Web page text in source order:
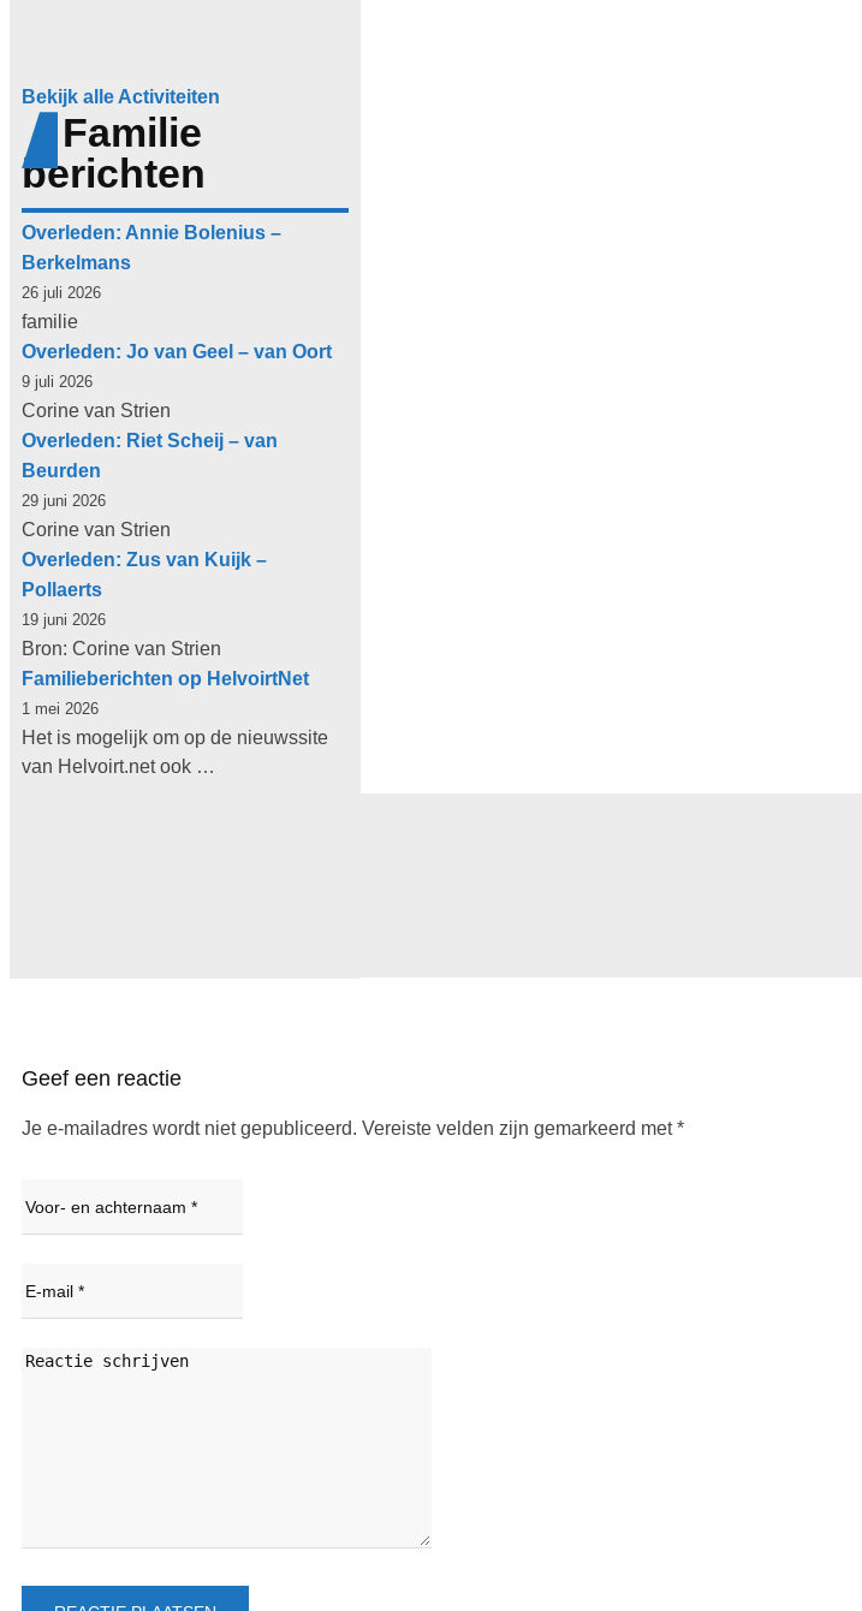
Bekijk alle Activiteiten
Familie
berichten
Overleden: Annie Bolenius –
Berkelmans
26 juli 2026
familie
Overleden: Jo van Geel – van Oort
9 juli 2026
Corine van Strien
Overleden: Riet Scheij – van
Beurden
29 juni 2026
Corine van Strien
Overleden: Zus van Kuijk –
Pollaerts
19 juni 2026
Bron: Corine van Strien
Familieberichten op HelvoirtNet
1 mei 2026
Het is mogelijk om op de nieuwssite
van Helvoirt.net ook …
Geef een reactie
Je e-mailadres wordt niet gepubliceerd. Vereiste velden zijn gemarkeerd met*